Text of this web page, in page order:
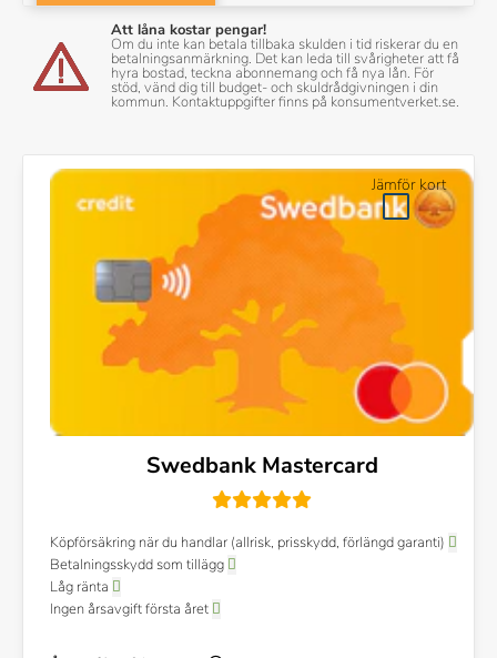
Att låna kostar pengar!
Om du inte kan betala tillbaka skulden i tid riskerar du en
betalningsanmärkning. Det kan leda till svårigheter att få
hyra bostad, teckna abonnemang och få nya lån. För
stöd, vänd dig till budget- och skuldrådgivningen i din
kommun. Kontaktuppgifter finns på konsumentverket.se.
Swedbank Mastercard
Köpförsäkring när du handlar (allrisk, prisskydd, förlängd garanti)
Betalningsskydd som tillägg
Låg ränta
Ingen årsavgift första året
Jämför kort